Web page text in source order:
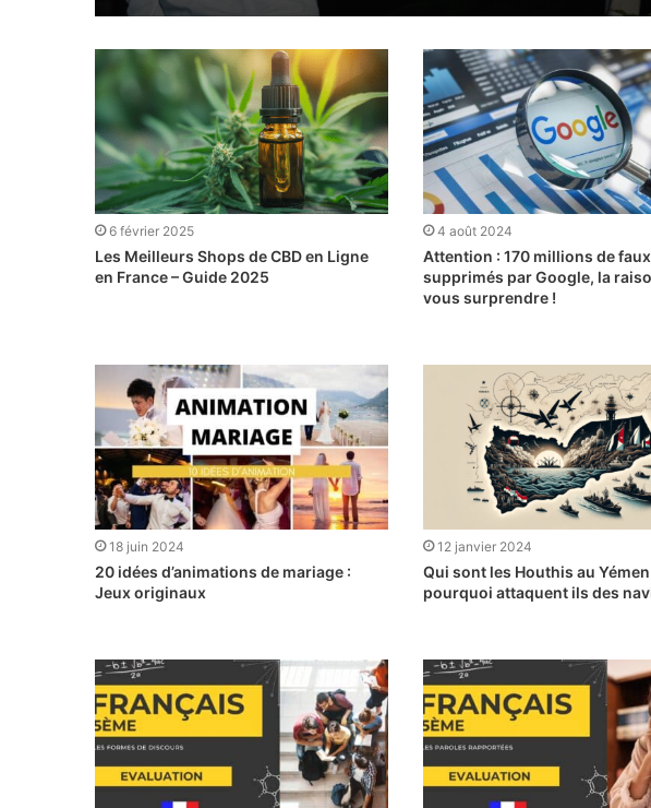
6 février 2025
Les Meilleurs Shops de CBD en Ligne
en France – Guide 2025
4 août 2024
Attention : 170 millions de
supprimés par Google, la
vous surprendre !
18 juin 2024
20 idées d’animations de mariage :
Jeux originaux
12 janvier 2024
Qui sont les Houthis au
pourquoi attaquent ils des